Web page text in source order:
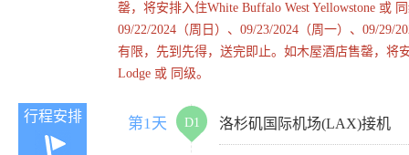
罄，将安排入住White Buffalo West Yellowstone 或
09/22/2024（周日）、09/23/2024（周一）、09/
有限，先到先得，送完即止。如木屋酒店售罄，将
Lodge 或 同级。
行程安排 第1天 D1 洛杉矶国际机场(LAX)接机